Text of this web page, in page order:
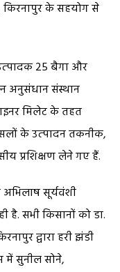
किरनापुर के सहयोग से
25 बैगा और
अनुसंधान संस्‍थान
मिलेट के तहत
के उत्‍पादन तकनीक,
प्रशिक्षण लेने गए हैं.
सूर्यवंशी
है. सभी किसानों को डा.
द्वारा हरी झंडी
में सुनील सोने,